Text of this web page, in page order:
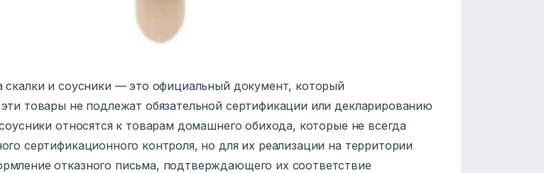
скалки и соусники — это официальный документ, который
товары не подлежат обязательной сертификации или декларированию
относятся к товарам домашнего обихода, которые не всегда
сертификационного контроля, но для их реализации на территории
отказного письма, подтверждающего их соответствие